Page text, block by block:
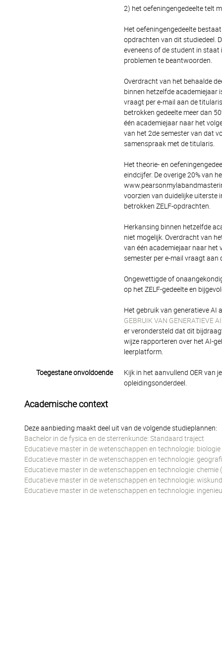
2) het oefeningengedeelte telt
Het oefeningengedeelte
opdrachten van dit studiedeel.
eveneens of de student in
problemen te beantwoorden.
Overdracht van het behaalde
binnen hetzelfde academiejaar
vraagt per e-mail aan de
betrokken gedeelte meer dan
één academiejaar naar het
van het 2de semester van dat
samenspraak met de titularis.
Het theorie- en
eindcijfer. De overige 20% van
voorzien van duidelijke uiterste
betrokken ZELF-opdrachten.
Herkansing binnen hetzelfde
niet mogelijk. Overdracht van
van één academiejaar naar het
semester per e-mail vraagt
Ongewettigde of
op het ZELF-gedeelte en
Het gebruik van generatieve AI
GEBRUIK VAN GENERATIEVE
er verondersteld dat dit
wijze rapporteren over het AI-
leerplatform.
Toegestane onvoldoende
Kijk in het aanvullend OER van
opleidingsonderdeel.
Academische context
Deze aanbieding maakt deel uit van de volgende studieplannen:
Bachelor in de fysica en de sterrenkunde: Standaard traject
Educatieve master in de wetenschappen en technologie: biologie
Educatieve master in de wetenschappen en technologie:
Educatieve master in de wetenschappen en technologie: chemie
Educatieve master in de wetenschappen en technologie:
Educatieve master in de wetenschappen en technologie: